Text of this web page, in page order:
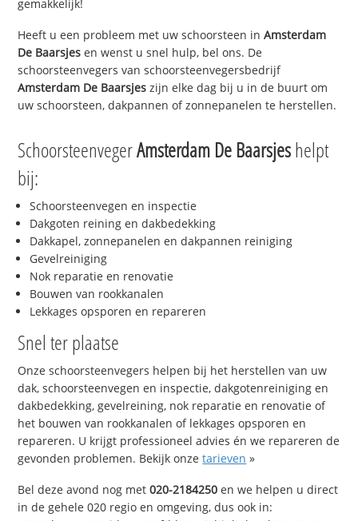
gemakkelijk!
Heeft u een probleem met uw schoorsteen inAmsterdam
De Baarsjes en wenst u snel hulp, bel ons. De
schoorsteenvegers van schoorsteenvegersbedrijf
Amsterdam De Baarsjes zijn elke dag bij u in de buurt om
uw schoorsteen, dakpannen of zonnepanelen te herstellen.
SchoorsteenvegerAmsterdam De Baarsjeshelpt
bij:
Schoorsteenvegen en inspectie
Dakgoten reining en dakbedekking
Dakkapel, zonnepanelen en dakpannen reiniging
Gevelreiniging
Nok reparatie en renovatie
Bouwen van rookkanalen
Lekkages opsporen en repareren
Snel ter plaatse
Onze schoorsteenvegers helpen bij het herstellen van uw
dak, schoorsteenvegen en inspectie, dakgotenreiniging en
dakbedekking, gevelreining, nok reparatie en renovatie of
het bouwen van rookkanalen of lekkages opsporen en
repareren. U krijgt professioneel advies én we repareren de
gevonden problemen. Bekijk onzetarieven »
Bel deze avond nog met020-2184250 en we helpen u direct
in de gehele 020 regio en omgeving, dus ook in: